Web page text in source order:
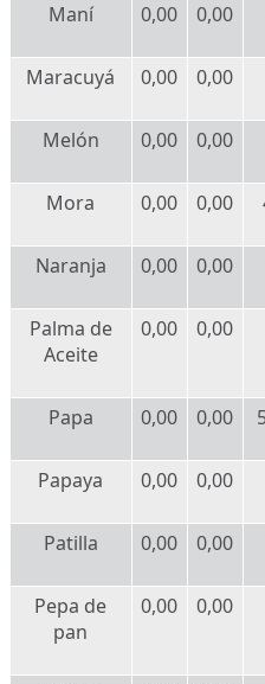
Maní 0,00 0,00
Maracuyá 0,00 0,00
Melón 0,00 0,00
Mora 0,00 0,00
Naranja 0,00 0,00
Palma de
Aceite
0,00 0,00
Papa 0,00 0,00
Papaya 0,00 0,00
Patilla 0,00 0,00
Pepa de
pan
0,00 0,00